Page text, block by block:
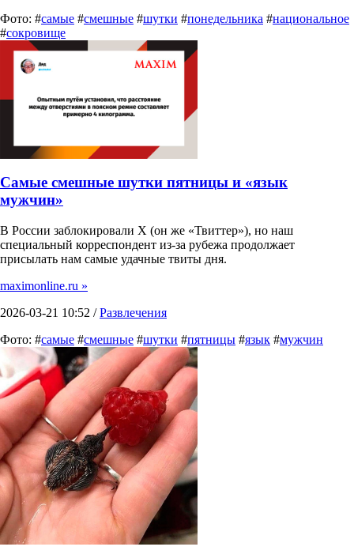
Фото: #самые #смешные #шутки #понедельника #национальное
#сокровище
Самые смешные шутки пятницы и «язык
мужчин»
В России заблокировали X (он же «Твиттер»), но наш
специальный корреспондент из-за рубежа продолжает
присылать нам самые удачные твиты дня.
maximonline.ru »
2026-03-21 10:52 /Развлечения
Фото: #самые #смешные #шутки #пятницы #язык #мужчин